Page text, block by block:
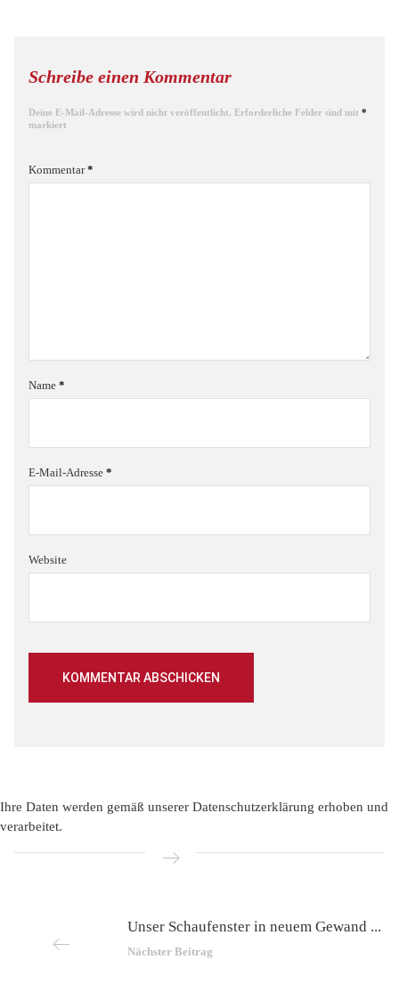
Schreibe einen Kommentar
Deine E-Mail-Adresse wird nicht veröffentlicht. Erforderliche Felder sind mit *
markiert
Kommentar*
Name *
E-Mail-Adresse *
Website
Ihre Daten werden gemäß unserer Datenschutzerklärung erhoben und
verarbeitet.
Unser Schaufenster in neuem Gewand ...
Nächster Beitrag